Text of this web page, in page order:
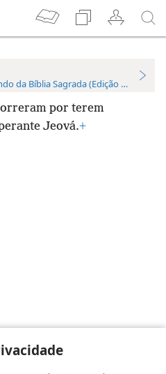
da Bíblia Sagrada (Edição de Estudo)
por terem
Jeová.+